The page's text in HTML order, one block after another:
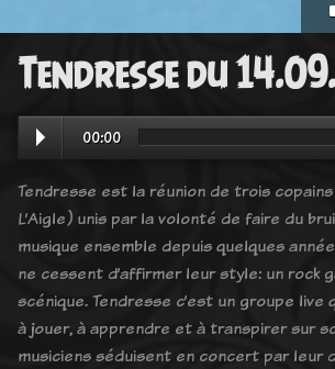
Tendresse du
00:00
Tendresse est la réunion de trois
L’Aigle) unis par la volonté de faire du
musique ensemble depuis quelques
ne cessent d’affirmer leur style: un rock
scénique. Tendresse c’est un groupe live
à jouer, à apprendre et à transpirer sur
musiciens séduisent en concert par leur